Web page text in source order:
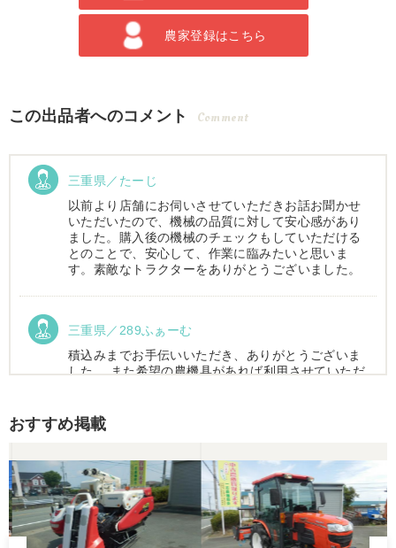
農家登録はこちら
この出品者へのコメント Comment
三重県／たーじ
以前より店舗にお伺いさせていただきお話お聞かせ
いただいたので、機械の品質に対して安心感があり
ました。購入後の機械のチェックもしていただける
とのことで、安心して、作業に臨みたいと思いま
す。素敵なトラクターをありがとうございました。
三重県／289ふぁーむ
積込みまでお手伝いいただき、ありがとうございま
した。 また希望の農機具があれば利用させていただ
この度はお世話になりました。また、機会があれば
よろしくお願いします。
おすすめ掲載